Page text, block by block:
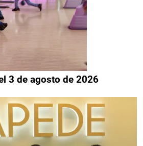
3 de agosto de 2026